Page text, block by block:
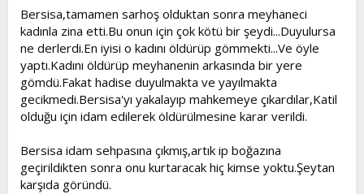
Bersisa,tamamen sarhoş olduktan sonra meyhaneci
kadınla zina etti.Bu onun için çok kötü bir şeydi...Duyulursa
ne derlerdi.En iyisi o kadını öldürüp gömmekti...Ve öyle
yaptı.Kadını öldürüp meyhanenin arkasında bir yere
gömdü.Fakat hadise duyulmakta ve yayılmakta
gecikmedi.Bersisa'yı yakalayıp mahkemeye çıkardılar,Katil
olduğu için idam edilerek öldürülmesine karar verildi.
Bersisa idam sehpasına çıkmış,artık ip boğazına
geçirildikten sonra onu kurtaracak hiç kimse yoktu.Şeytan
karşıda göründü.